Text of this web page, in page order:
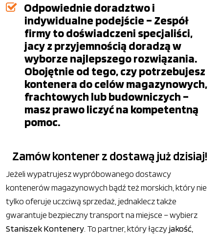
Odpowiednie doradztwo i
indywidualne podejście – Zespół
firmy to doświadczeni specjaliści,
jacy z przyjemnością doradzą w
wyborze najlepszego rozwiązania.
Obojętnie od tego, czy potrzebujesz
kontenera do celów magazynowych,
frachtowych lub budowniczych –
masz prawo liczyć na kompetentną
pomoc.
Zamów kontener z dostawą już dzisiaj!
Jeżeli wypatrujesz wypróbowanego dostawcy
kontenerów magazynowych bądź też morskich, który nie
tylko oferuje uczciwą sprzedaż, jednaklecz także
gwarantuje bezpieczny transport na miejsce – wybierz
Staniszek Kontenery. To partner, który łączyjakość,